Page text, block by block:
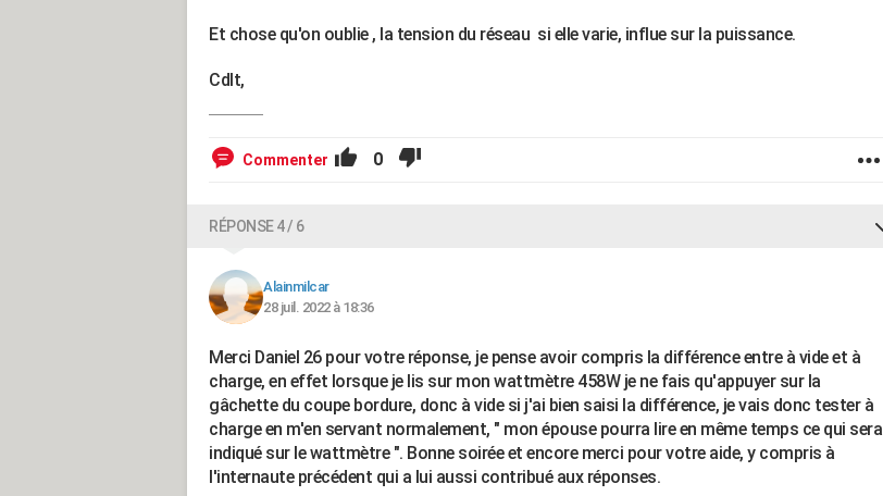
Et chose qu'on oublie , la tension du réseau si elle varie, influe sur la puissance.
Cdlt,
Commenter 0
RÉPONSE 4 / 6
Alainmilcar
28 juil. 2022 à 18:36
Merci Daniel 26 pour votre réponse, je pense avoir compris la différence entre à vide et à
charge, en effet lorsque je lis sur mon wattmètre 458W je ne fais qu'appuyer sur la
gâchette du coupe bordure, donc à vide si j'ai bien saisi la différence, je vais donc tester à
charge en m'en servant normalement, " mon épouse pourra lire en même temps ce qui sera
indiqué sur le wattmètre ". Bonne soirée et encore merci pour votre aide, y compris à
l'internaute précédent qui a lui aussi contribué aux réponses.